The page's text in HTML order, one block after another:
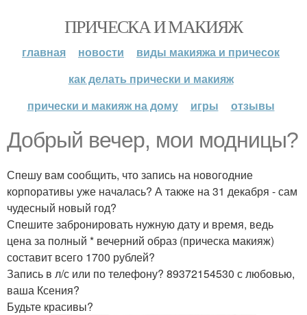
ПРИЧЕСКА И МАКИЯЖ
главная новости
виды макияжа и причесок
как делать прически и макияж
прически и макияж на дому
игры отзывы
Добрый вечер, мои модницы?
Спешу вам сообщить, что запись на новогодние
корпоративы уже началась? А также на 31 декабря - сам
чудесный новый год?
Спешите забронировать нужную дату и время, ведь
цена за полный * вечерний образ (прическа макияж)
составит всего 1700 рублей?
Запись в л/с или по телефону? 89372154530 с любовью,
ваша Ксения?
Будьте красивы?